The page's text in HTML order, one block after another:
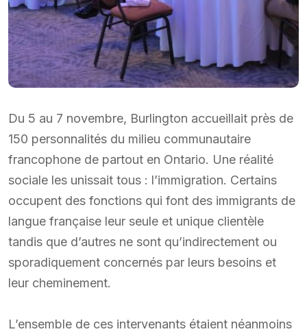
Du 5 au 7 novembre, Burlington accueillait près de
150 personnalités du milieu communautaire
francophone de partout en Ontario. Une réalité
sociale les unissait tous : l’immigration. Certains
occupent des fonctions qui font des immigrants de
langue française leur seule et unique clientèle
tandis que d’autres ne sont qu’indirectement ou
sporadiquement concernés par leurs besoins et
leur cheminement.
L’ensemble de ces intervenants étaient néanmoins